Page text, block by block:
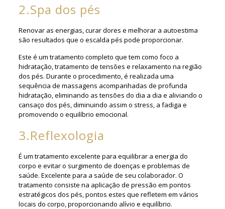
2.Spa dos pés
Renovar as energias, curar dores e melhorar a autoestima
são resultados que o escalda pés pode proporcionar.
Este é um tratamento completo que tem como foco a
hidratação, tratamento de tensões e relaxamento na região
dos pés. Durante o procedimento, é realizada uma
sequência de massagens acompanhadas de profunda
hidratação, eliminando as tensões do dia a dia e aliviando o
cansaço dos pés, diminuindo assim o stress, a fadiga e
promovendo o equilíbrio emocional.
3.Reflexologia
É um tratamento excelente para equilibrar a energia do
corpo e evitar o surgimento de doenças e problemas de
saúde. Excelente para a saúde de seu colaborador. O
tratamento consiste na aplicação de pressão em pontos
estratégicos dos pés, pontos estes que refletem em vários
locais do corpo, proporcionando alívio e equilíbrio.